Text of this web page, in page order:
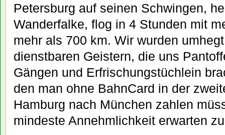
Petersburg auf seinen Schwingen,
Wanderfalke, flog in 4 Stunden mit
mehr als 700 km. Wir wurden
dienstbaren Geistern, die uns
Gängen und Erfrischungstüchlein
den man ohne BahnCard in der
Hamburg nach München zahlen
mindeste Annehmlichkeit erwarten